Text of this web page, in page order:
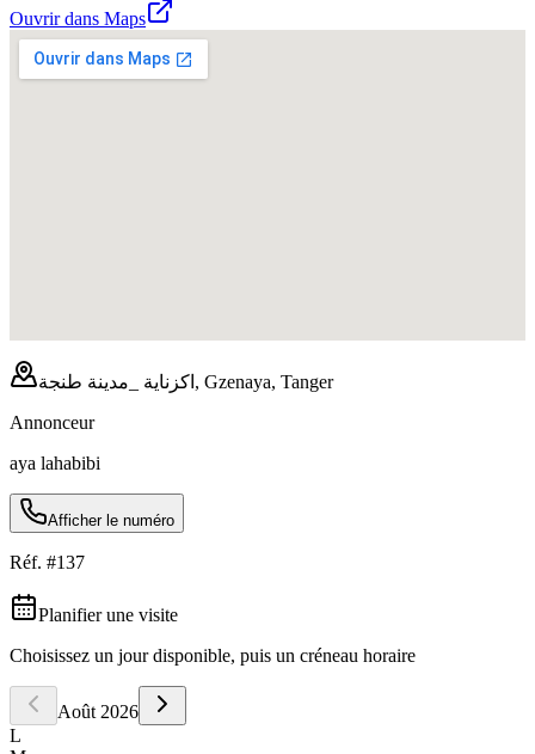
Ouvrir dans Maps
اكزناية _مدينة طنجة, Gzenaya, Tanger
Annonceur
aya lahabibi
Afficher le numéro
Réf. #137
Planifier une visite
Choisissez un jour disponible, puis un créneau horaire
Août 2026
L